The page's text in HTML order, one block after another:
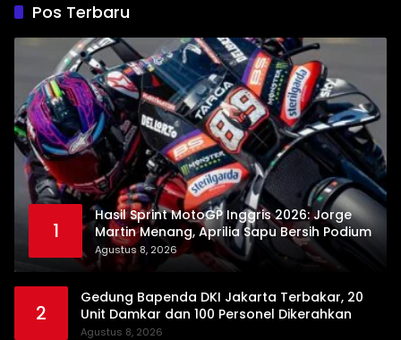
Pos Terbaru
1
Hasil Sprint MotoGP Inggris 2026: Jorge
Martin Menang, Aprilia Sapu Bersih Podium
Agustus 8, 2026
2
Gedung Bapenda DKI Jakarta Terbakar, 20
Unit Damkar dan 100 Personel Dikerahkan
Agustus 8, 2026